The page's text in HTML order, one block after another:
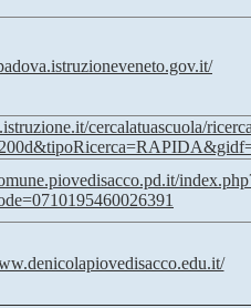
cercalatuascuola/